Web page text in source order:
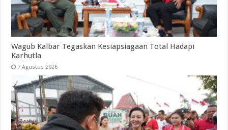
Wagub Kalbar Tegaskan Kesiapsiagaan Total Hadapi
Karhutla
7 Agustus 2026